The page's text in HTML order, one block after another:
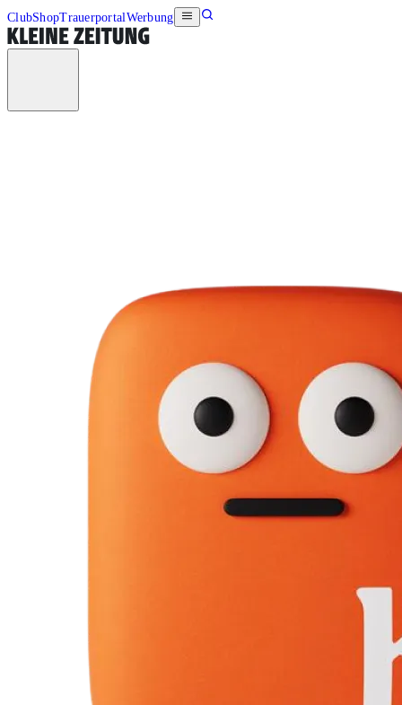
ClubShopTrauerportalWerbung